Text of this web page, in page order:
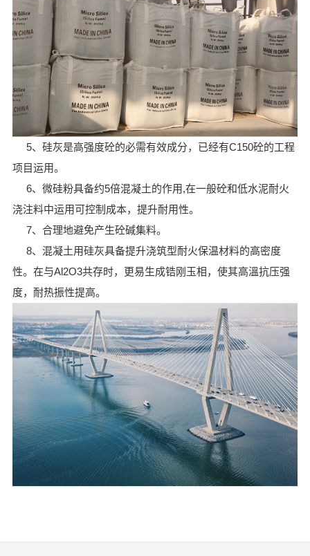
5、硅灰是高强度砼的必需有效成分，已经有C150砼的工程
项目运用。
6、微硅粉具备约5倍混凝土的作用,在一般砼和低水泥耐火
浇注料中运用可控制成本，提升耐用性。
7、合理地避免产生砼碱集料。
8、混凝土用硅灰具备提升浇筑型耐火保温材料的高密度
性。在与Al2O3共存时，更易生成锆刚玉相，使其高溫抗压强
度，耐热振性提高。